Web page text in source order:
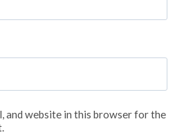
and website in this browser for the